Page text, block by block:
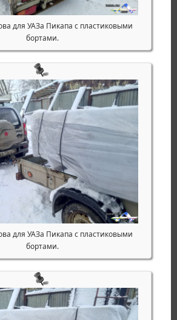
для УАЗа Пикапа с пластиковыми
бортами.
для УАЗа Пикапа с пластиковыми
бортами.